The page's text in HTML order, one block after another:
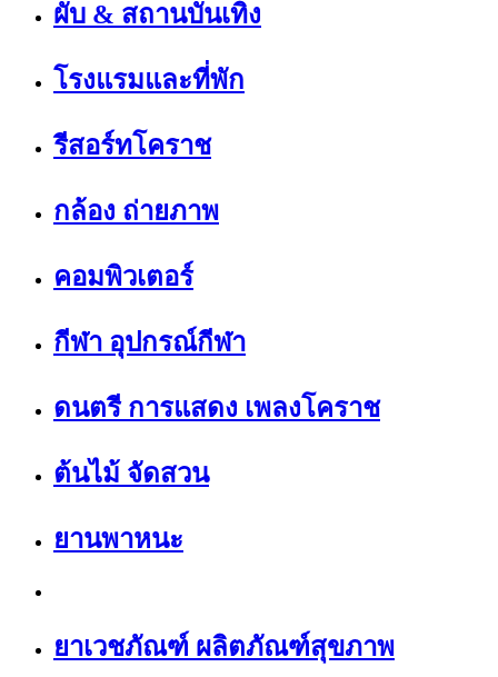
ผับ & สถานบันเทิง
โรงแรมและที่พัก
รีสอร์ทโคราช
กล้อง ถ่ายภาพ
คอมพิวเตอร์
กีฬา อุปกรณ์กีฬา
ดนตรี การแสดง เพลงโคราช
ต้นไม้ จัดสวน
ยานพาหนะ
ยาเวชภัณฑ์ ผลิตภัณฑ์สุขภาพ